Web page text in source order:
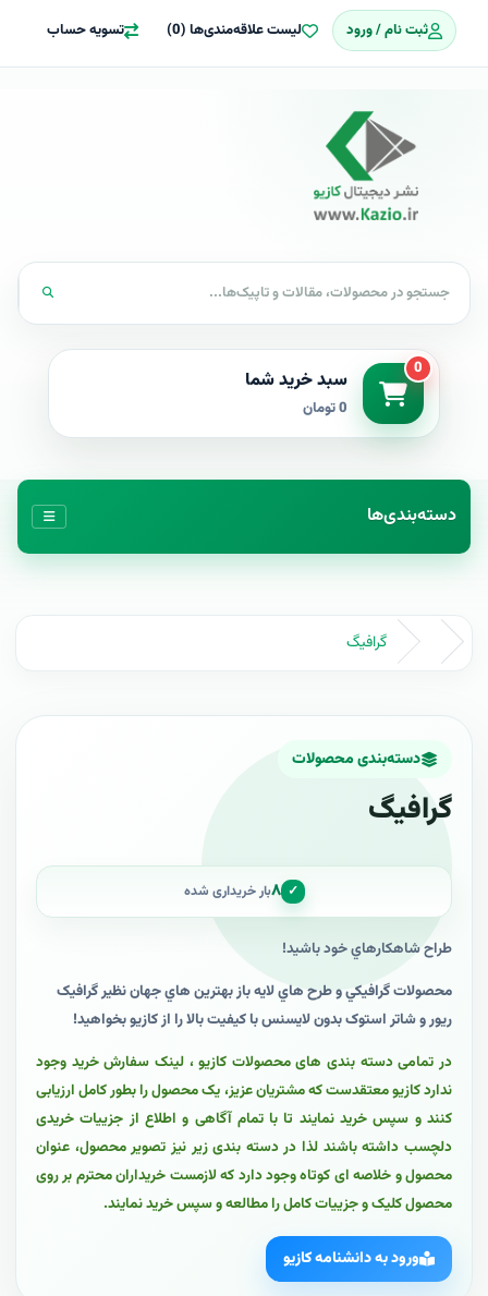
ثبت نام / ورود لیست علاقه‌مندی‌ها (0) تسویه حساب
0 سبد خرید شما
0 تومان
دسته‌بندی‌ها
گرافيگ
دسته‌بندی محصولات
گرافيگ
✓ ۸بار خریداری شده
طراح شاهکارهاي خود باشيد!
محصولات گرافيکي و طرح هاي لايه باز بهترين هاي جهان نظير گرافيک
ريور و شاتر استوک بدون لايسنس با کيفيت بالا را از کازيو بخواهيد!
در تمامی دسته بندی های محصولات کازیو ، لینک سفارش خرید وجود
ندارد کازیو معتقدست که مشتریان عزیز، یک محصول را بطور کامل ارزیابی
کنند و سپس خرید نمایند تا با تمام آگاهی و اطلاع از جزییات خریدی
دلچسب داشته باشند لذا در دسته بندی زیر نیز تصویر محصول، عنوان
محصول و خلاصه ای کوتاه وجود دارد که لازمست خریداران محترم بر روی
محصول کلیک و جزییات کامل را مطالعه و سپس خرید نمایند.
ورود به دانشنامه کازیو